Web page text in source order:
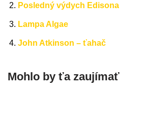
Posledný výdych Edisona
Lampa Algae
John Atkinson – ťahač
Mohlo by ťa zaujímať